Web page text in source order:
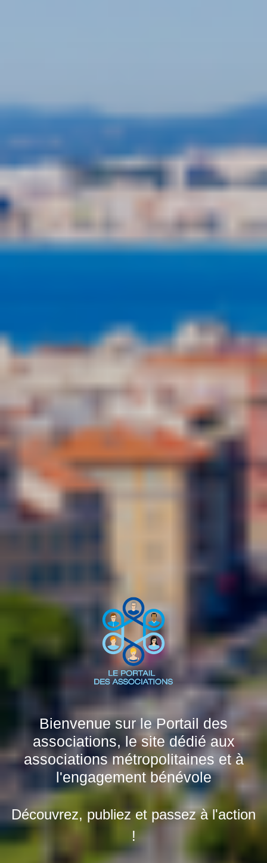
Bienvenue sur le Portail des
associations, le site dédié aux
associations métropolitaines et à
l'engagement bénévole
Découvrez, publiez et passez à l'action
!